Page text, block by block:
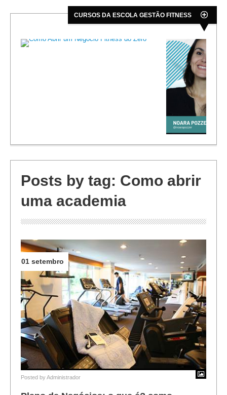
CURSOS DA ESCOLA GESTÃO FITNESS
Gestão de
Posts by tag: Como abrir
uma academia
Posted byAdministrador
01 setembro